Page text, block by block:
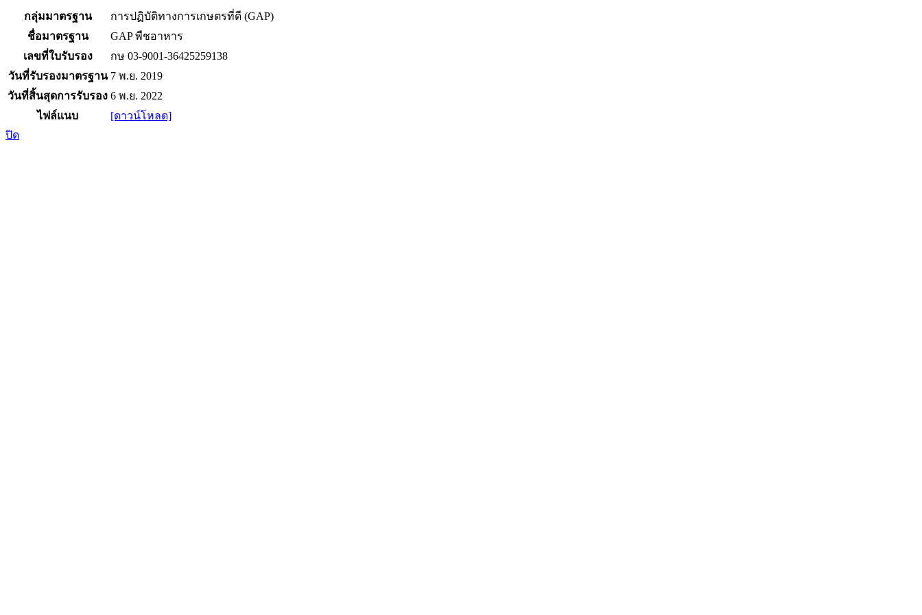
กลุ่มมาตรฐาน
การปฏิบัติทางการเกษตรที่ดี (GAP)
ชื่อมาตรฐาน
GAP พืชอาหาร
เลขที่ใบรับรอง
กษ 03-9001-36425259138
วันที่รับรองมาตรฐาน 7 พ.ย. 2019
วันที่สิ้นสุดการรับรอง 6 พ.ย. 2022
ไฟล์แนบ
[ดาวน์โหลด]
ปิด